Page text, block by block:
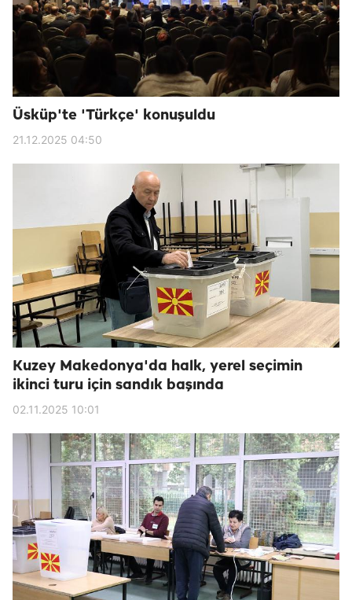
Üsküp'te 'Türkçe' konuşuldu
21.12.2025 04:50
Kuzey Makedonya'da halk, yerel seçimin
ikinci turu için sandık başında
02.11.2025 10:01